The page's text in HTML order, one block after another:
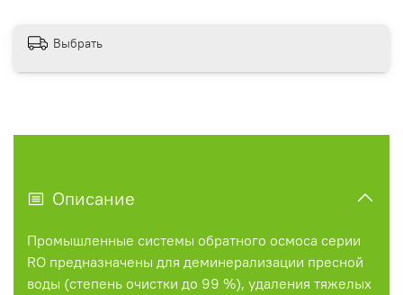
Выбрать
Описание
Промышленные системы обратного осмоса серии
RO предназначены для деминерализации пресной
воды (степень очистки до 99 %), удаления тяжелых